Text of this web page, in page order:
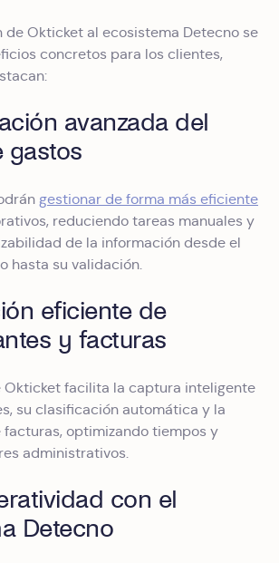
de Okticket al ecosistema Detecno se
concretos para los clientes,
avanzada del
gastos
gestionar de forma más eficiente
reduciendo tareas manuales y
de la información desde el
hasta su validación.
eficiente de
y facturas
Okticket facilita la captura inteligente
su clasificación automática y la
optimizando tiempos y
administrativos.
con el
Detecno